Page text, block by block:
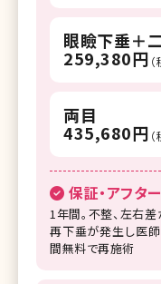
眼瞼下垂＋
259,380円
両目
435,680円
保証・アフタ
1年間。不整、左右
再下垂が発生し医
間無料で再施術